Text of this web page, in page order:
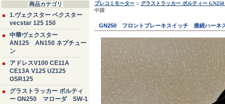
商品カテゴリ
1.ヴェクスター ベクスター
vecstar 125 150
中華ヴェクスター
AN125 AN150 ネプチュー
ン
アドレスV100 CE11A
CE13A V125 UZ125
GSR125
グラストラッカー ボルティ
ー GN250 マローダ SW-1
プレコミモーター :: グラストラッカー ボルティー
中国
GN250 フロントブレーキスイッチ 接続ハー